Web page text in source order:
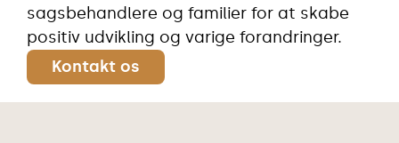
sagsbehandlere og familier for at skabe
positiv udvikling og varige forandringer.
Kontakt os